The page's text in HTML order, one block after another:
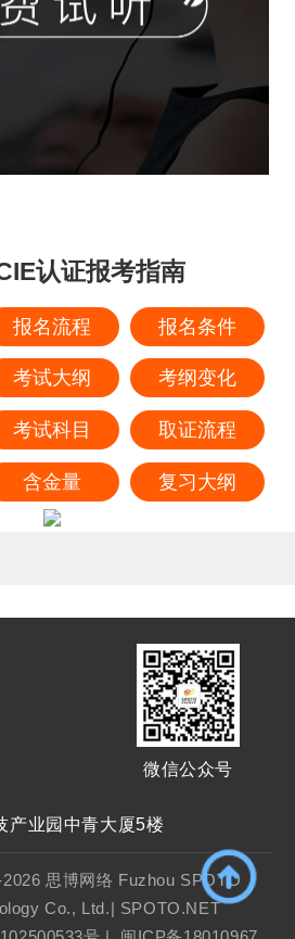
认证报考指南
报名流程 报名条件
考试大纲 考纲变化
考试科目 取证流程
含金量 复习大纲
微信公众号
产业园中青大厦5楼
思博网络 Fuzhou SPOTO
Co., Ltd.| SPOTO.NET